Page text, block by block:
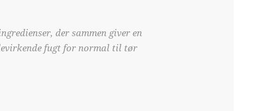
der sammen giver en
fugt for normal til tør